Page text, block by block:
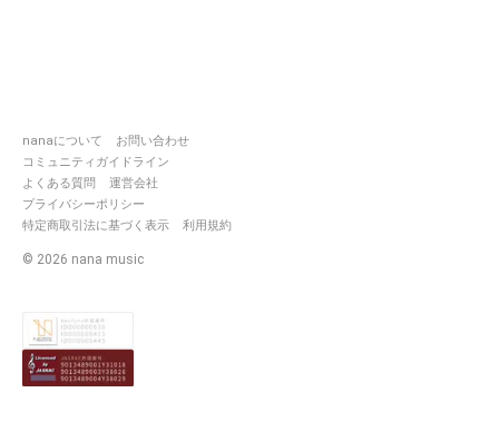
nanaについて
お問い合わせ
コミュニティガイドライン
よくある質問
運営会社
プライバシーポリシー
特定商取引法に基づく表示
利用規約
© 2026 nana music